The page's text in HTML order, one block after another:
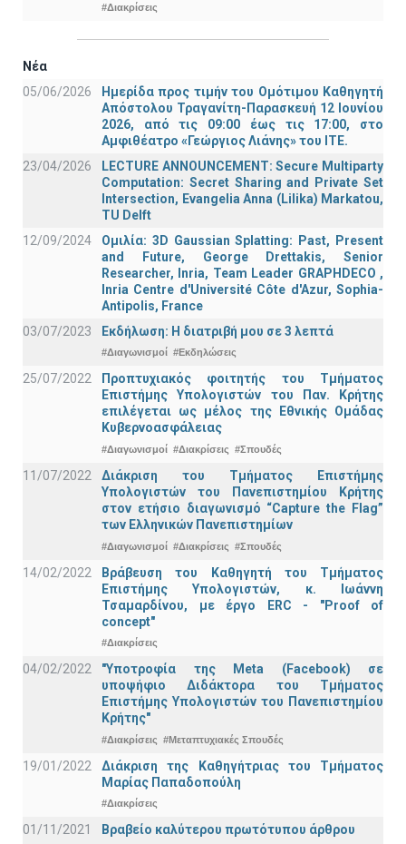
#Διακρίσεις
Νέα
05/06/2026
Ημερίδα προς τιμήν του Ομότιμου Καθηγητή
Απόστολου Τραγανίτη-Παρασκευή 12 Ιουνίου
2026, από τις 09:00 έως τις 17:00, στο
Αμφιθέατρο «Γεώργιος Λιάνης» του ΙΤΕ.
23/04/2026
LECTURE ANNOUNCEMENT: Secure Multiparty
Computation: Secret Sharing and Private Set
Intersection, Evangelia Anna (Lilika) Markatou,
TU Delft
12/09/2024
Ομιλία: 3D Gaussian Splatting: Past, Present
and Future, George Drettakis, Senior
Researcher, Inria, Team Leader GRAPHDECO ,
Inria Centre d'Université Côte d'Azur, Sophia-
Antipolis, France
03/07/2023
Εκδήλωση: Η διατριβή μου σε 3 λεπτά
#Διαγωνισμοί #Εκδηλώσεις
25/07/2022
Προπτυχιακός φοιτητής του Τμήματος
Επιστήμης Υπολογιστών του Παν. Κρήτης
επιλέγεται ως μέλος της Εθνικής Ομάδας
Κυβερνοασφάλειας
#Διαγωνισμοί #Διακρίσεις #Σπουδές
11/07/2022
Διάκριση του Τμήματος Επιστήμης
Υπολογιστών του Πανεπιστημίου Κρήτης
στον ετήσιο διαγωνισμό “Capture the Flag”
των Ελληνικών Πανεπιστημίων
#Διαγωνισμοί #Διακρίσεις #Σπουδές
14/02/2022
Βράβευση του Καθηγητή του Τμήματος
Επιστήμης Υπολογιστών, κ. Ιωάννη
Τσαμαρδίνου, με έργο ERC - "Proof of
concept"
#Διακρίσεις
04/02/2022
"Υποτροφία της Meta (Facebook) σε
υποψήφιο Διδάκτορα του Τμήματος
Επιστήμης Υπολογιστών του Πανεπιστημίου
Κρήτης"
#Διακρίσεις #Μεταπτυχιακές Σπουδές
19/01/2022
Διάκριση της Καθηγήτριας του Τμήματος
Μαρίας Παπαδοπούλη
#Διακρίσεις
01/11/2021 Bραβείο καλύτερου πρωτότυπου άρθρου